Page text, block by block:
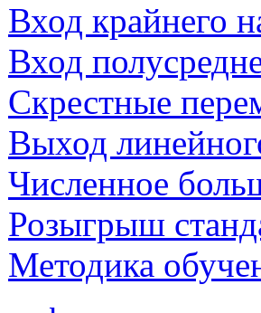
Вход крайнего
Вход
Скрестные
Выход
Численное
Розыгрыш
Методика